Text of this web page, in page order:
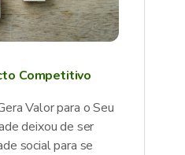
Competitivo
Valor para o Seu
deixou de ser
social para se